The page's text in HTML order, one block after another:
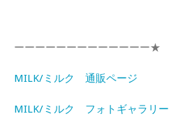
ーーーーーーーーーーーーー★
MILK/ミルク 通販ページ
MILK/ミルク フォトギャラリー